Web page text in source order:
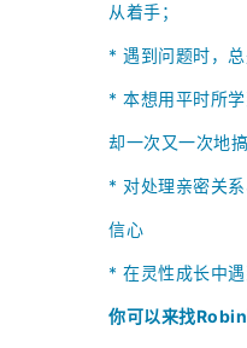
从着手；
* 遇到问题时，总
* 本想用平时所
却一次又一次地搞
* 对处理亲密关
信心
* 在灵性成长中
你可以来找Robin